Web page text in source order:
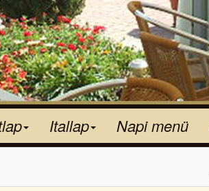
Itallap Napi menü